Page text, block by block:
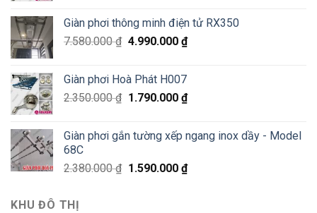
Giàn phơi thông minh điện tử RX350
7.580.000₫ 4.990.000 ₫
Giàn phơi Hoà Phát H007
2.350.000₫ 1.790.000 ₫
Giàn phơi gắn tường xếp ngang inox dầy - Model
68C
2.380.000₫ 1.590.000 ₫
KHU ĐÔ THỊ